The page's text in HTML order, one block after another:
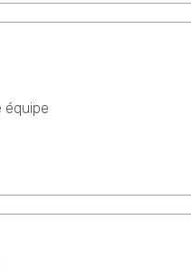
équipe